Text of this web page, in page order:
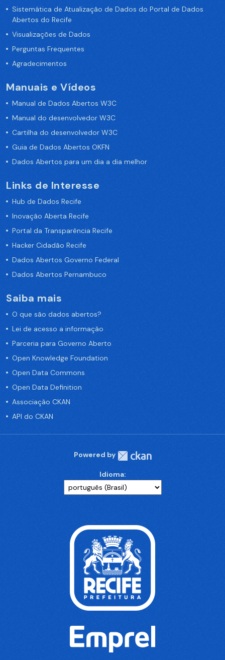
Sistemática de Atualização de Dados do Portal de Dados
Abertos do Recife
Visualizações de Dados
Perguntas Frequentes
Agradecimentos
Manuais e Vídeos
Manual de Dados Abertos W3C
Manual do desenvolvedor W3C
Cartilha do desenvolvedor W3C
Guia de Dados Abertos OKFN
Dados Abertos para um dia a dia melhor
Links de Interesse
Hub de Dados Recife
Inovação Aberta Recife
Portal da Transparência Recife
Hacker Cidadão Recife
Dados Abertos Governo Federal
Dados Abertos Pernambuco
Saiba mais
O que são dados abertos?
Lei de acesso a informação
Parceria para Governo Aberto
Open Knowledge Foundation
Open Data Commons
Open Data Definition
Associação CKAN
API do CKAN
Powered by
Idioma